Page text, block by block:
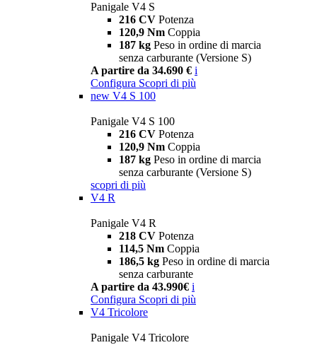
Panigale V4 S
216 CV Potenza
120,9 Nm Coppia
187 kg Peso in ordine di marcia
senza carburante (Versione S)
A partire da 34.690 € i
Configura Scopri di più
new V4 S 100
Panigale V4 S 100
216 CV Potenza
120,9 Nm Coppia
187 kg Peso in ordine di marcia
senza carburante (Versione S)
scopri di più
V4 R
Panigale V4 R
218 CV Potenza
114,5 Nm Coppia
186,5 kg Peso in ordine di marcia
senza carburante
A partire da 43.990€ i
Configura Scopri di più
V4 Tricolore
Panigale V4 Tricolore